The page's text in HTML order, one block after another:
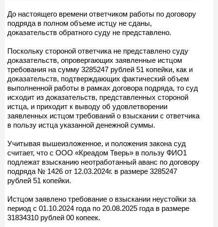
До настоящего времени ответчиком работы по договору
подряда в полном объеме истцу не сданы,
доказательств обратного суду не представлено.
Поскольку стороной ответчика не представлено суду
доказательств, опровергающих заявленные истцом
требования на сумму 3285247 рублей 51 копейки, как и
доказательств, подтверждающих фактический объем
выполненной работы в рамках договора подряда, то суд
исходит из доказательств, представленных стороной
истца, и приходит к выводу об удовлетворении
заявленных истцом требований о взыскании с ответчика
в пользу истца указанной денежной суммы.
Учитывая вышеизложенное, и положения закона суд
считает, что с ООО «Креадом Тверь» в пользу ФИО1
подлежат взысканию неотработанный аванс по договору
подряда № 1426 от 12.03.2024г. в размере 3285247
рублей 51 копейки.
Истцом заявлено требование о взыскании неустойки за
период с 01.10.2024 года по 20.08.2025 года в размере
31834310 рублей 00 копеек.